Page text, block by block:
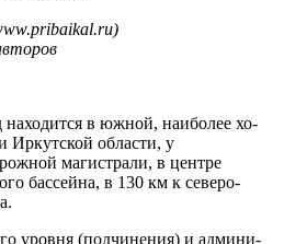
в южной, наиболее хо­
Иркутской области, у
магистрали, в центре
бассейна, в 130 км к северо-
уровня (подчинения) и админи­